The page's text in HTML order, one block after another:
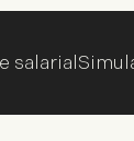
salarial